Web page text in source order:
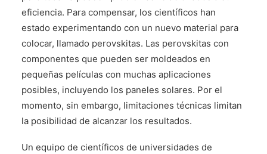
eficiencia. Para compensar, los científicos han
estado experimentando con un nuevo material para
colocar, llamado perovskitas. Las perovskitas con
componentes que pueden ser moldeados en
pequeñas películas con muchas aplicaciones
posibles, incluyendo los paneles solares. Por el
momento, sin embargo, limitaciones técnicas limitan
la posibilidad de alcanzar los resultados.
Un equipo de científicos de universidades de